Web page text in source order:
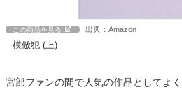
この商品を見る 出典：Amazon
模倣犯 (上)
宮部ファンの間で人気の作品としてよ